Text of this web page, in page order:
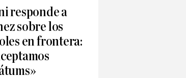
responde a
sobre los
en frontera: